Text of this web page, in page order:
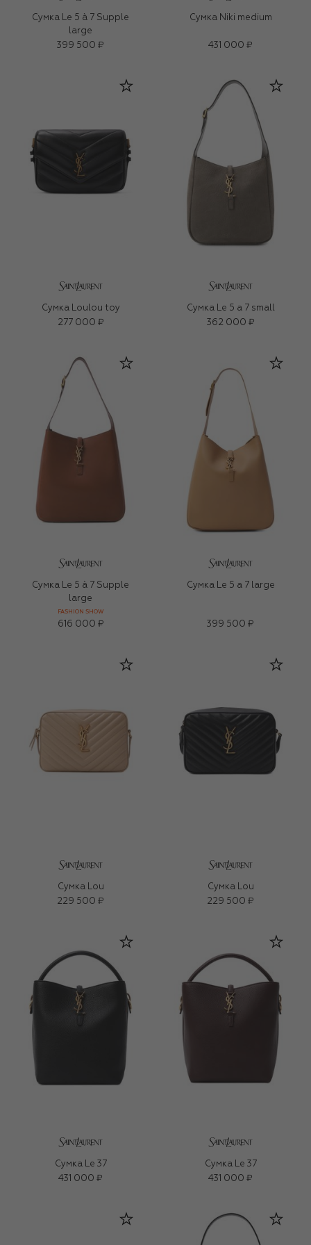
Сумка Le 5 à 7 Supple
large
399 500 ₽
Сумка Niki medium
431 000 ₽
Сумка Loulou toy
277 000 ₽
Сумка Le 5 a 7 small
362 000 ₽
Сумка Le 5 à 7 Supple
large
FASHION SHOW
616 000 ₽
Сумка Le 5 a 7 large
399 500 ₽
Сумка Lou
229 500 ₽
Сумка Lou
229 500 ₽
Сумка Le 37
431 000 ₽
Сумка Le 37
431 000 ₽